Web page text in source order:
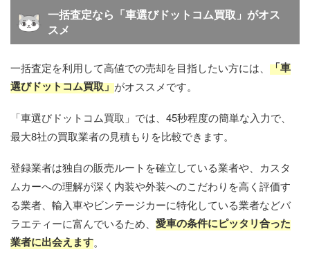
一括査定なら「車選びドットコム買取」がオス
スメ
一括査定を利用して高値での売却を目指したい方には、​ 「車
選びドットコム買取」​がオススメです。
「車選びドットコム買取」では、45秒程度の簡単な入力で、
最大8社の買取業者の見積もりを比較できます。
登録業者は独自の販売ルートを確立している業者や、カスタ
ムカーへの理解が深く内装や外装へのこだわりを高く評価す
る業者、輸入車やビンテージカーに特化している業者などバ
ラエティーに富んでいるため、 愛車の条件にピッタリ合った
業者に出会えます。